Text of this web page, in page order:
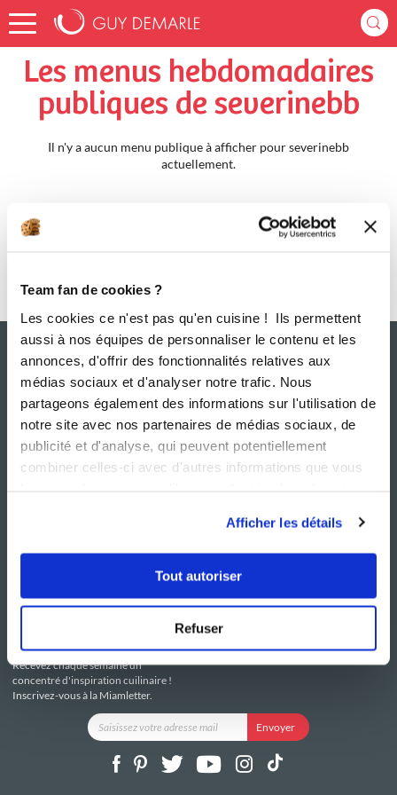
Team fan de cookies ?
Les cookies ce n'est pas qu'en cuisine ! Ils permettent
aussi à nos équipes de personnaliser le contenu et les
annonces, d'offrir des fonctionnalités relatives aux
médias sociaux et d'analyser notre trafic. Nous
partageons également des informations sur l'utilisation de
notre site avec nos partenaires de médias sociaux, de
publicité et d'analyse, qui peuvent potentiellement
combiner celles-ci avec d'autres informations que vous
Afficher les détails
Tout autoriser
Refuser
Accueil severinebb Menus Hebdomadaires
Les menus hebdomadaires
publiques de severinebb
Il n'y a aucun menu publique à afficher pour severinebb
actuellement.
Le Mag'
i-Cook'in
Contactez-nous
Mentions légales
Politique de confidentialité
Utilisation des Cookies
Recevez chaque semaine un
concentré d'inspiration cuilinaire !
Inscrivez-vous à la Miamletter.